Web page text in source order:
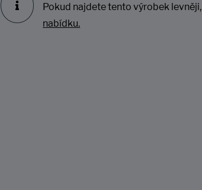
Vtokové těsnění DN160 -
Pokud najdete tento výrobek levněji,
nabídku.